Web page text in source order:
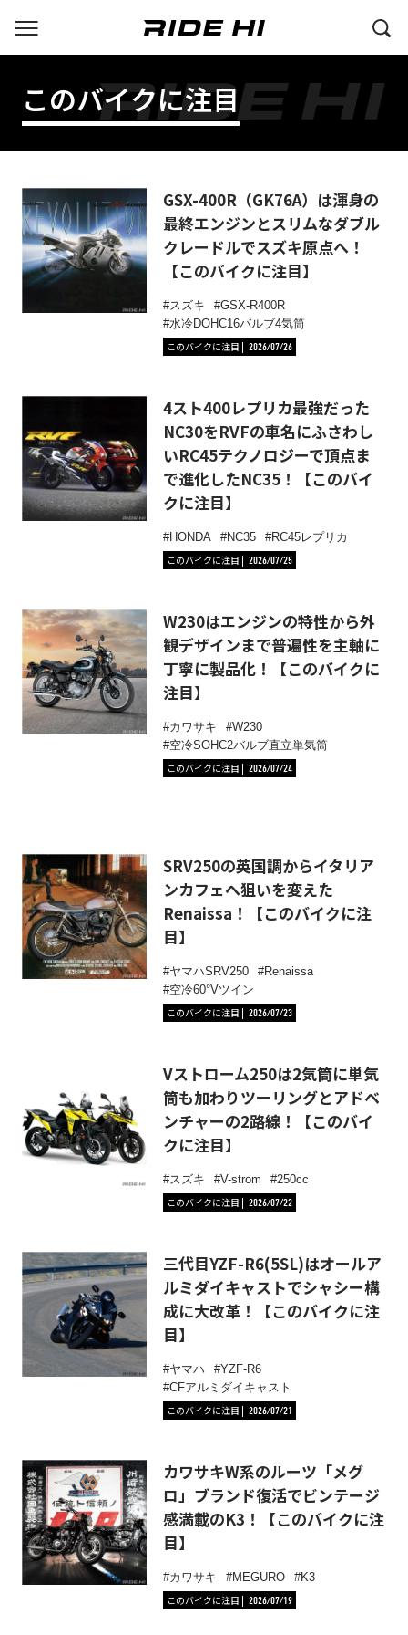
このバイクに注目
GSX-400R（GK76A）は渾身の
最終エンジンとスリムなダブル
クレードルでスズキ原点へ！
【このバイクに注目】
スズキ
GSX-R400R
水冷DOHC16バルブ4気筒
このバイクに注目
2026/07/26
4スト400レプリカ最強だった
NC30をRVFの車名にふさわし
いRC45テクノロジーで頂点ま
で進化したNC35！【このバイ
クに注目】
HONDA NC35
RC45レプリカ
このバイクに注目
2026/07/25
W230はエンジンの特性から外
観デザインまで普遍性を主軸に
丁寧に製品化！【このバイクに
注目】
カワサキ
W230
空冷SOHC2バルブ直立単気筒
このバイクに注目
2026/07/24
SRV250の英国調からイタリア
ンカフェへ狙いを変えた
Renaissa！【このバイクに注
目】
ヤマハSRV250
Renaissa
空冷60°Vツイン
このバイクに注目
2026/07/23
Vストローム250は2気筒に単気
筒も加わりツーリングとアドベ
ンチャーの2路線！【このバイ
クに注目】
スズキ V-strom
250cc
このバイクに注目
2026/07/22
三代目YZF-R6(5SL)はオールア
ルミダイキャストでシャシー構
成に大改革！【このバイクに注
目】
ヤマハ
YZF-R6
CFアルミダイキャスト
このバイクに注目
2026/07/21
カワサキW系のルーツ「メグ
ロ」ブランド復活でビンテージ
感満載のK3！【このバイクに注
目】
カワサキ MEGURO
K3
このバイクに注目
2026/07/19